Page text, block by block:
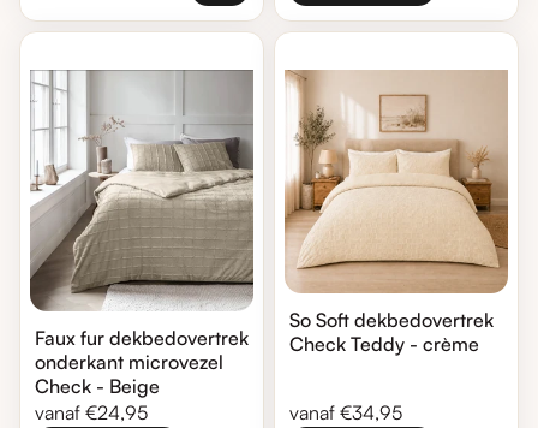
Faux fur dekbedovertrek
onderkant microvezel
Check - Beige
Normale prijs
vanaf €24,95
So Soft dekbedovertrek
Check Teddy - crème
Normale prijs
vanaf €34,95